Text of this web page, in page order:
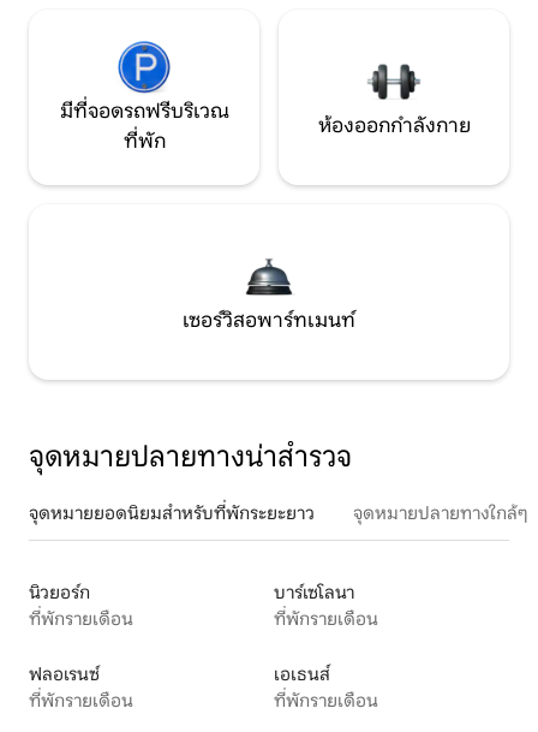
มีที่จอดรถฟรีบริเวณ
ที่พัก
ห้องออกกำลังกาย
เซอร์วิสอพาร์ทเมนท์
จุดหมายปลายทางน่าสำรวจ
จุดหมายยอดนิยมสำหรับที่พักระยะยาว จุดหมายปลายทางใกล้ๆ
นิวยอร์ก
ที่พักรายเดือน
บาร์เซโลนา
ที่พักรายเดือน
ฟลอเรนซ์
ที่พักรายเดือน
เอเธนส์
ที่พักรายเดือน